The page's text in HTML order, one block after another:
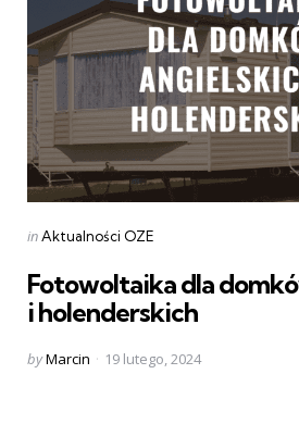
Categories
Posted
inAktualności OZE
Fotowoltaika dla
i holenderskich
Posted
byMarcin 19 lutego, 2024